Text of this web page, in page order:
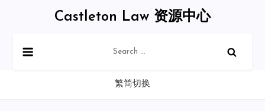
Castleton Law 资源中心
for:
繁简切换